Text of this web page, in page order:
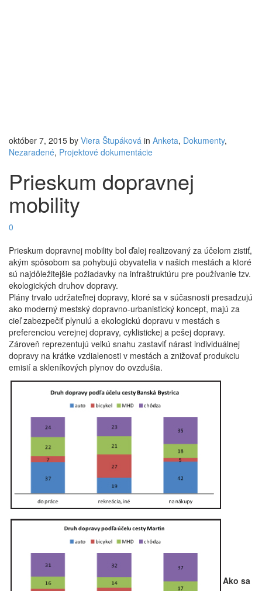
október 7, 2015 by Viera Štupáková in Anketa, Dokumenty,
Nezaradené, Projektové dokumentácie
Prieskum dopravnej
mobility
0
Prieskum dopravnej mobility bol ďalej realizovaný za účelom zistiť,
akým spôsobom sa pohybujú obyvatelia v našich mestách a ktoré
sú najdôležitejšie požiadavky na infraštruktúru pre používanie tzv.
ekologických druhov dopravy.
Plány trvalo udržateľnej dopravy, ktoré sa v súčasnosti presadzujú
ako moderný mestský dopravno-urbanistický koncept, majú za
cieľ zabezpečiť plynulú a ekologickú dopravu v mestách s
preferenciou verejnej dopravy, cyklistickej a pešej dopravy.
Zároveň reprezentujú veľkú snahu zastaviť nárast individuálnej
dopravy na krátke vzdialenosti v mestách a znižovať produkciu
emisií a skleníkových plynov do ovzdušia.
Ako sa